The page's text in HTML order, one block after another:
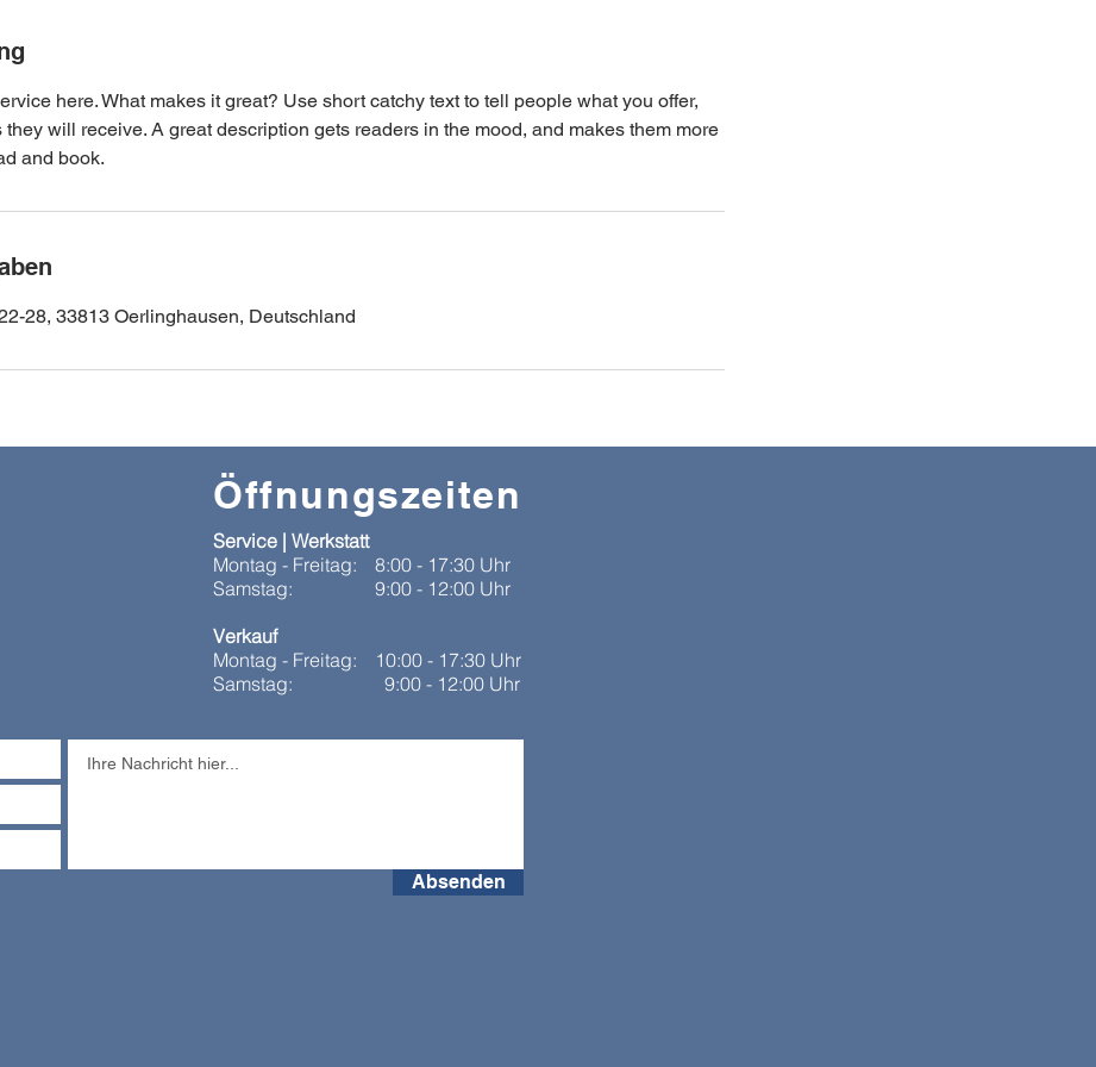
here. What makes it great? Use short catchy text to tell people what you offer,
they will receive. A great description gets readers in the mood, and makes them more
and book.
28, 33813 Oerlinghausen, Deutschland
Öffnungszeiten
Service | Werkstatt
Montag - Freitag:
Samstag:
Verkauf
Montag - Freitag:
Samstag:
8:00 - 17:30 Uhr
9:00 - 12:00 Uhr
10:00 - 17:30 Uhr
9:00 - 12:00 Uhr
Absenden